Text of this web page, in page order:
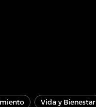
Vida y Bienestar